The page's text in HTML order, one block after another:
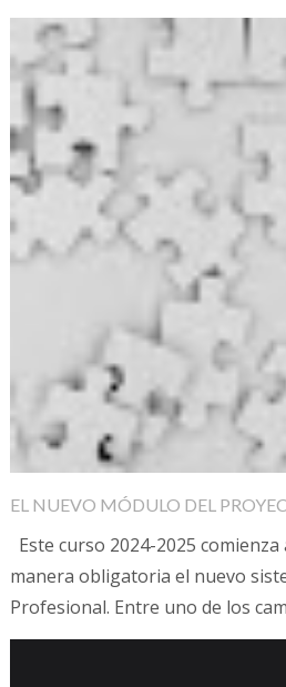
EL NUEVO MÓDULO DEL
Este curso 2024-2025
manera obligatoria el nuevo
Profesional. Entre uno de los